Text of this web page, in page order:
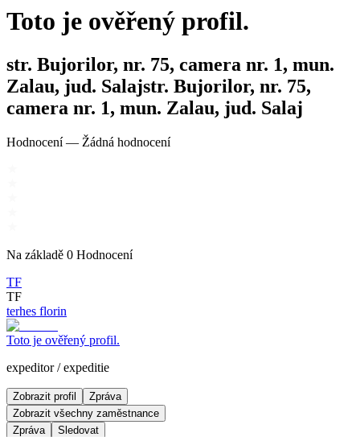
Toto je ověřený profil.
str. Bujorilor, nr. 75, camera nr. 1, mun.
Zalau, jud. Salajstr. Bujorilor, nr. 75,
camera nr. 1, mun. Zalau, jud. Salaj
Hodnocení— Žádná hodnocení
Na základě 0 Hodnocení
TF
TF
terhes florin
Toto je ověřený profil.
expeditor/expeditie
Zobrazit profil
Zpráva
Zobrazit všechny zaměstnance
Zpráva
Sledovat